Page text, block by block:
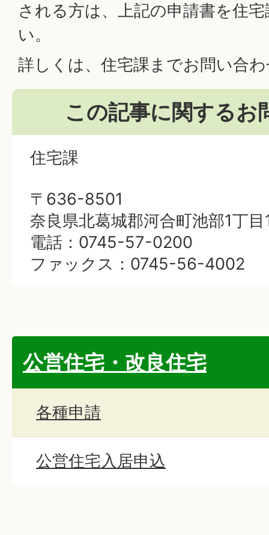
される方は、上記の申請書を住
い。
詳しくは、住宅課までお問い合
この記事に関するお
住宅課
〒636-8501
奈良県北葛城郡河合町池部1丁目
電話：0745-57-0200
ファックス：0745-56-4002
公営住宅・改良住宅
各種申請
公営住宅入居申込